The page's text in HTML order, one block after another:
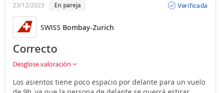
23/12/2023 En pareja
Verificada
SWISS Bombay-Zurich
Correcto
Desglose valoración
Los asientos tiene poco espacio por delante para un vuelo